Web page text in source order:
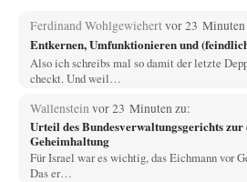
Ferdinand Wohlgewiehert vor 23 Minuten
Entkernen, Umfunktionieren und
Also ich schreibs mal so damit der letzte
checkt. Und weil…
Wallenstein vor 23 Minuten zu:
Urteil des Bundesverwaltungsgerichts zur
Geheimhaltung
Für Israel war es wichtig, das Eichmann vor
Das er…